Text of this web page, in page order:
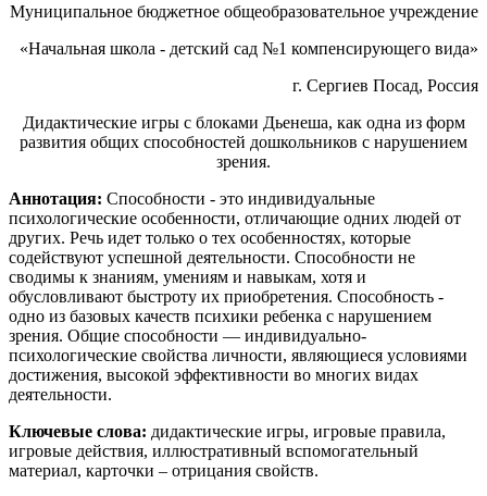
Муниципальное бюджетное общеобразовательное учреждение
«Начальная школа - детский сад №1 компенсирующего вида»
г. Сергиев Посад, Россия
Дидактические игры с блоками Дьенеша, как одна из форм
развития общих способностей дошкольников с нарушением
зрения.
Аннотация: Способности - это индивидуальные
психологические особенности, отличающие одних людей от
других. Речь идет только о тех особенностях, которые
содействуют успешной деятельности. Способности не
сводимы к знаниям, умениям и навыкам, хотя и
обусловливают быстроту их приобретения. Способность -
одно из базовых качеств психики ребенка с нарушением
зрения. Общие способности — индивидуально-
психологические свойства личности, являющиеся условиями
достижения, высокой эффективности во многих видах
деятельности.
Ключевые слова: дидактические игры, игровые правила,
игровые действия, иллюстративный вспомогательный
материал, карточки – отрицания свойств.